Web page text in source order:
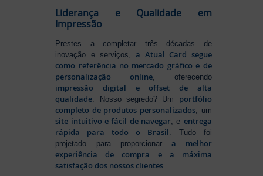
Liderança e Qualidade em
Impressão
Prestes a completar três décadas de
inovação e serviços,a Atual Card segue
como referência no mercado gráfico e de
personalização online, oferecendo
impressão digital e offset de alta
qualidade . Nosso segredo? Um portfólio
completo de produtos personalizados , um
site intuitivo e fácil de navegar , e entrega
rápida para todo o Brasil . Tudo foi
projetado para proporcionara melhor
experiência de compra e a máxima
satisfação dos nossos clientes